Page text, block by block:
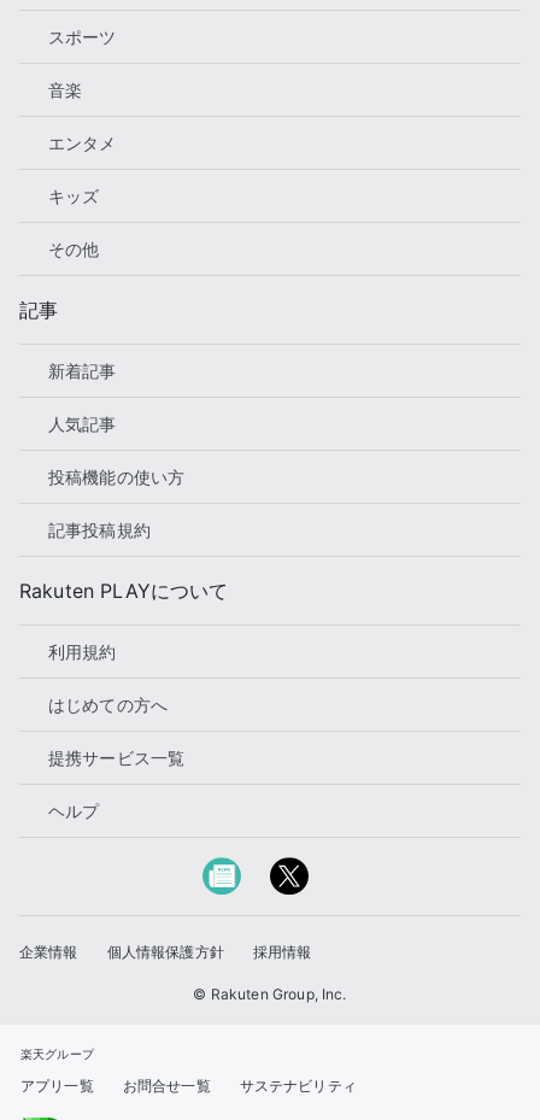
スポーツ
音楽
エンタメ
キッズ
その他
記事
新着記事
人気記事
投稿機能の使い方
記事投稿規約
Rakuten PLAYについて
利用規約
はじめての方へ
提携サービス一覧
ヘルプ
企業情報 個人情報保護方針 採用情報
© Rakuten Group, Inc.
楽天グループ
アプリ一覧 お問合せ一覧 サステナビリティ